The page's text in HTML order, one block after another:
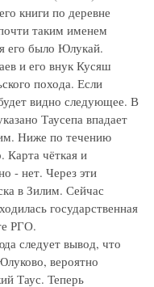
книги по деревне
таким именем
его было Юлукай.
и его внук Кусяш
похода. Если
видно следующее. В
Таусепа впадает
Ниже по течению
Карта чёткая и
- нет. Через эти
в Зилим. Сейчас
государственная
РГО.
следует вывод, что
вероятно
Таус. Теперь